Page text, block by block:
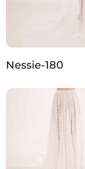
Nessie-180